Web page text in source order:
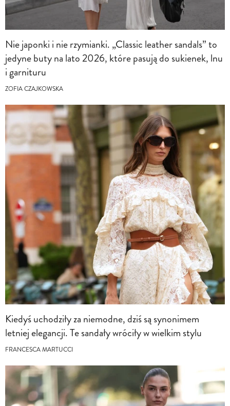
Nie japonki i nie rzymianki. „Classic leather sandals” to
jedyne buty na lato 2026, które pasują do sukienek, lnu
i garnituru
ZOFIA CZAJKOWSKA
Kiedyś uchodziły za niemodne, dziś są synonimem
letniej elegancji. Te sandały wróciły w wielkim stylu
FRANCESCA MARTUCCI